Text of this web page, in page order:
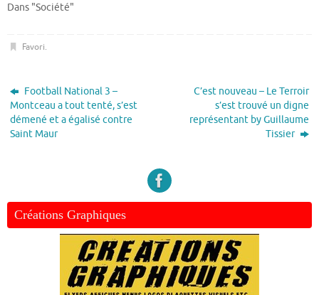
Dans "Société"
Favori.
Football National 3 –
Montceau a tout tenté, s’est
démené et a égalisé contre
Saint Maur
C’est nouveau – Le Terroir
s’est trouvé un digne
représentant by Guillaume
Tissier
Créations Graphiques